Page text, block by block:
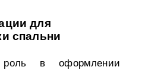
для
спальни
роль в оформлении